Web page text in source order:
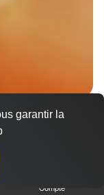
Compte
garantir la